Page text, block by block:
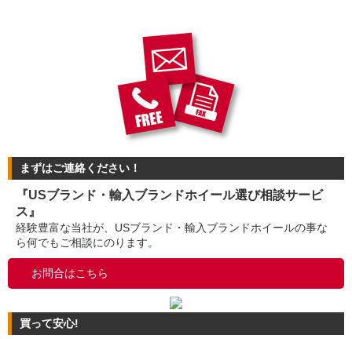
まずはご連絡ください！
『USブランド・輸入ブランドホイール選び相談サービ
ス』
経験豊富な当社が、USブランド・輸入ブランドホイールの事な
ら何でもご相談にのります。
お問合はこちら
買って安心!